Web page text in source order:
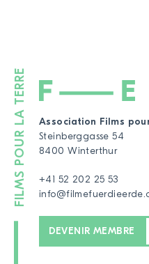
Association Films
Steinberggasse 54
8400 Winterthur
+41 52 202 25 53
DEVENIR MEMBRE